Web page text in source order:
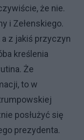
że nie.
i Zełenskiego.
z jakiś przyczyn
kreślenia
Że
to w
posłużyć się
prezydenta.